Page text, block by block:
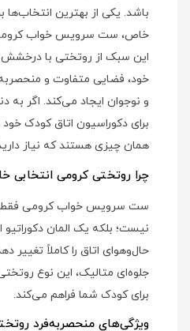
باشد. یکی از بهترین انتخاب‌ها
خاص، ست سرویس خواب کرومی
این سبک از روتختی با درخشش
خود، فضایی متفاوت و
و نوجوان ایجاد می‌کند. اگر
برای دکوراسیون اتاق کودک
همان چیزی هستند که نیاز
چرا روتختی کرومی
ست سرویس خواب کرومی فقط
نیست؛ بلکه یک المان
حال‌وهوای اتاق را کاملاً تغییر
جلوه‌ای متالیک، این نوع
برای کودک شما فراهم می‌کند.
ویژگی‌های منحصر‌به‌فرد